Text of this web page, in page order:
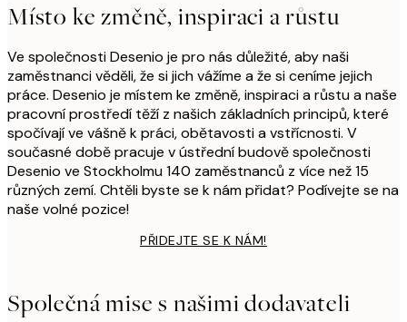
Místo ke změně, inspiraci a růstu
Ve společnosti Desenio je pro nás důležité, aby naši
zaměstnanci věděli, že si jich vážíme a že si ceníme jejich
práce. Desenio je místem ke změně, inspiraci a růstu a naše
pracovní prostředí těží z našich základních principů, které
spočívají ve vášně k práci, obětavosti a vstřícnosti. V
současné době pracuje v ústřední budově společnosti
Desenio ve Stockholmu 140 zaměstnanců z více než 15
různých zemí. Chtěli byste se k nám přidat? Podívejte se na
naše volné pozice!
PŘIDEJTE SE K NÁM!
Společná mise s našimi dodavateli